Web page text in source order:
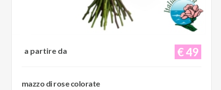
€ 49
a partire da
mazzo di rose colorate